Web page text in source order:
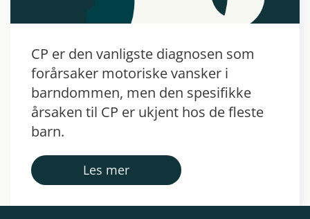
CP er den vanligste diagnosen som
forårsaker motoriske vansker i
barndommen, men den spesifikke
årsaken til CP er ukjent hos de fleste
barn.
Les mer